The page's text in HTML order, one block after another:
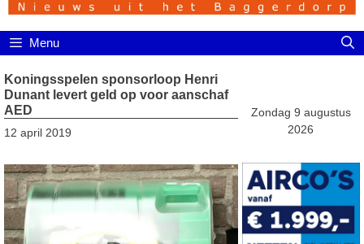
Menu
Koningsspelen sponsorloop Henri
Dunant levert geld op voor aanschaf
AED
12 april 2019
Zondag 9 augustus
2026